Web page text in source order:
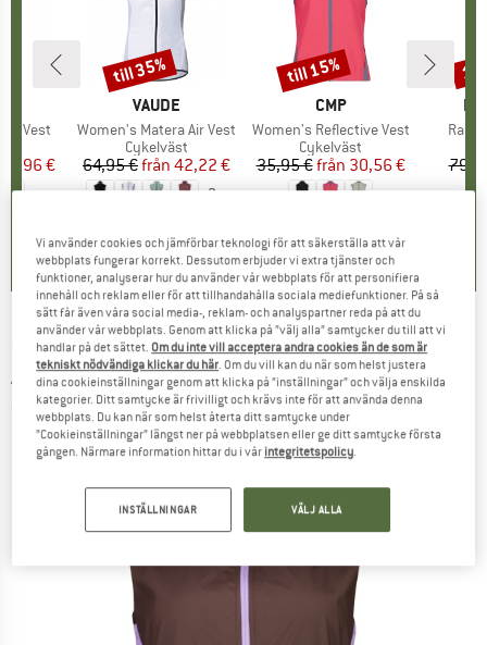
Vest
pris
47,96 €
VARUMÄRKE
VAUDE
Produkter
Women's Matera Air Vest
Produktgrupp
Cykelväst
Pris
64,95 € Reducerat pris
från 42,22 €
2
Rabatt
till 35%
VARUMÄRKE
CMP
Produkter
Women's Reflective Vest
Produktgrupp
Cykelväst
Pris
35,95 € Reducerat pris
från 30,56 €
Rabatt
till 15%
MONS ROYALE -Women's Redwood Merino
Air-Con Wind Vest - Cykelväst
(0)
Vi använder cookies och jämförbar teknologi för att säkerställa att vår
webbplats fungerar korrekt. Dessutom erbjuder vi extra tjänster och
funktioner, analyserar hur du använder vår webbplats för att personifiera
innehåll och reklam eller för att tillhandahålla sociala mediefunktioner. På så
sätt får även våra social media-, reklam- och analyspartner reda på att du
använder vår webbplats. Genom att klicka på ”välj alla” samtycker du till att vi
handlar på det sättet. Om du inte vill acceptera andra cookies än de som är
tekniskt nödvändiga klickar du här . Om du vill kan du när som helst justera
dina cookieinställningar genom att klicka på ”inställningar” och välja enskilda
kategorier. Ditt samtycke är frivilligt och krävs inte för att använda denna
webbplats. Du kan när som helst återta ditt samtycke under
”Cookieinställningar” längst ner på webbplatsen eller ge ditt samtycke första
gången. Närmare information hittar du i vår integritetspolicy
INSTÄLLNINGAR VÄLJ ALLA